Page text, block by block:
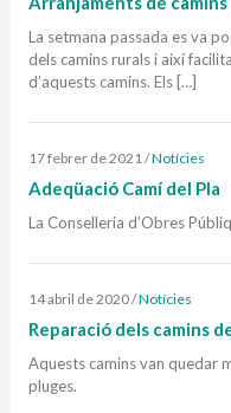
La setmana passada es va
dels camins rurals i així
d’aquests camins. Els […]
17 febrer de 2021/Notícies
Adeqüació Camí del Pla
La Conselleria d’Obres
14 abril de 2020/Notícies
Reparació dels camins
Aquests camins van quedar
pluges.